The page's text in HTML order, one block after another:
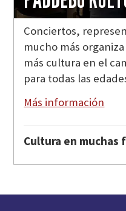
Conciertos,
mucho más
más cultura en el
para todas las
Más información
Cultura en muchas